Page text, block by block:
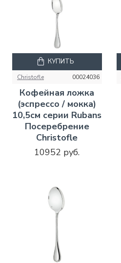
Christofle 00024036
Кофейная ложка
(эспрессо / мокка)
10,5см серии Rubans
Посеребрение
Christofle
10952 руб.
КУПИТЬ